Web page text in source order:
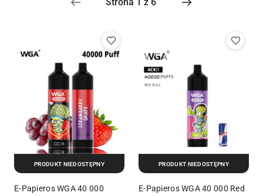
E-Papieros WGA 40 000
PRODUKT NIEDOSTĘPNY
E-Papieros WGA 40 000 Red
PRODUKT NIEDOSTĘPNY